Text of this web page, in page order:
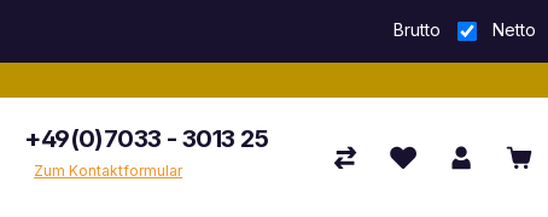
Brutto Netto
+49(0)7033 - 3013 25
Zum Kontaktformular